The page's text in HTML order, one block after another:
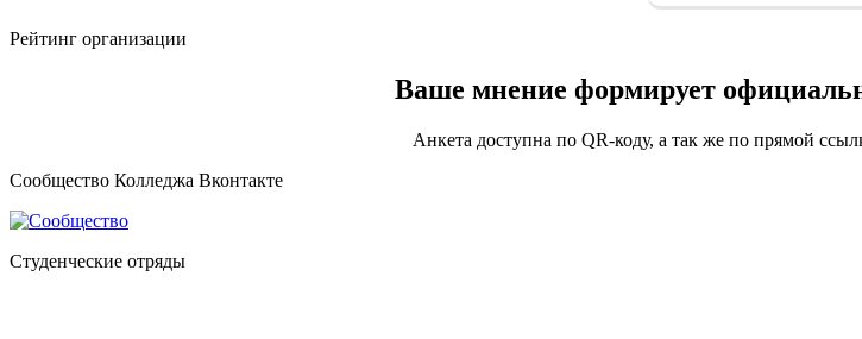
Рейтинг организации
Ваше мнение формирует
Анкета доступна по QR-коду, а так же по прямой
Сообщество Колледжа Вконтакте
Студенческие отряды